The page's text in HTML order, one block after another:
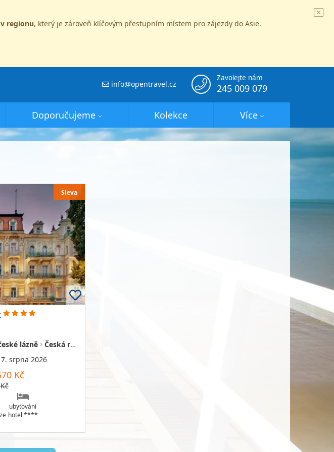
regionu, který je zároveň klíčovým přestupním místem pro zájezdy do Asie.
Zavolejte nám
245 009 079
info@opentravel.cz
Doporučujeme Kolekce Více
Sleva
lázně
Česká republika
srpna 2026
Kč
ubytování
hotel ****